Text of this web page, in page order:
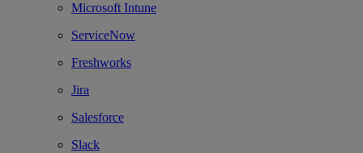
Microsoft Intune
ServiceNow
Freshworks
Jira
Salesforce
Slack